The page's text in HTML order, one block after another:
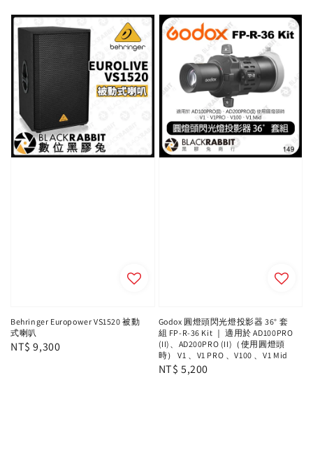
Behringer Europower VS1520 被動
式喇叭
Regular
NT$ 9,300
Godox 圓燈頭閃光燈投影器 36° 套
組 FP-R-36 Kit ｜ 適用於 AD100PRO
(II)、AD200PRO (II)（使用圓燈頭
時） V1 、V1 PRO 、V100 、V1 Mid
Regular
NT$ 5,200